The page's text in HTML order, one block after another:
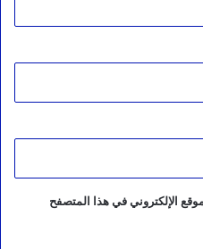
الإلكتروني في هذا المتصفح